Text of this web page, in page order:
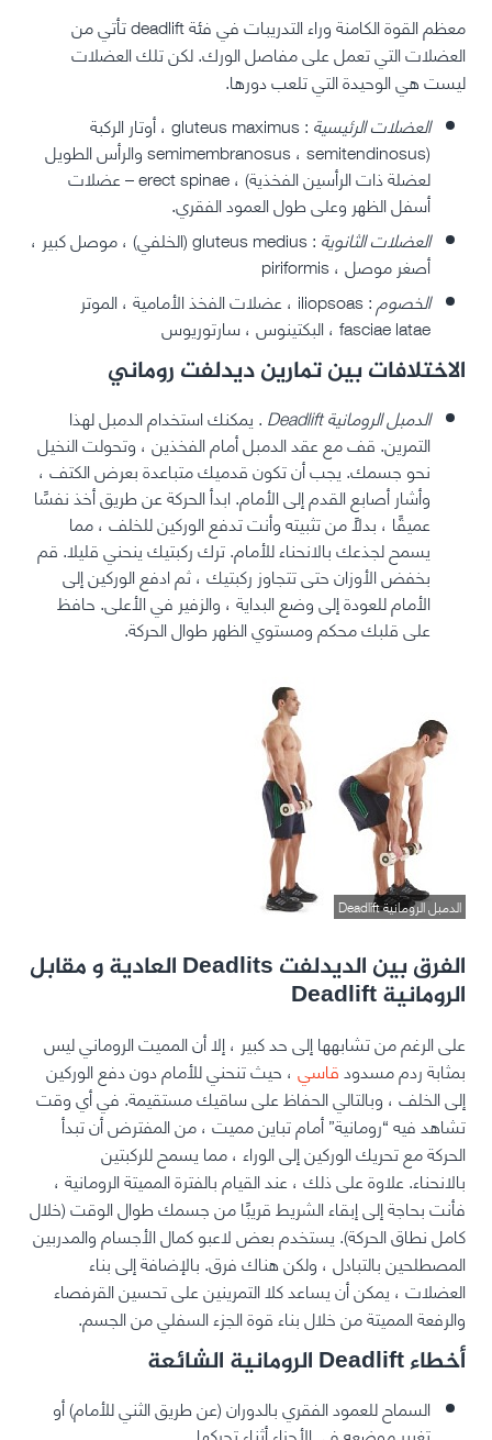
معظم القوة الكامنة وراء التدريبات في فئة deadlift تأتي من
العضلات التي تعمل على مفاصل الورك. لكن تلك العضلات
ليست هي الوحيدة التي تلعب دورها.
العضلات الرئيسية
: gluteus maximus ، أوتار الركبة
(semimembranosus ، semitendinosus والرأس الطويل
لعضلة ذات الرأسين الفخذية) ، erect spinae – عضلات
أسفل الظهر وعلى طول العمود الفقري.
العضلات الثانوية
: gluteus medius (الخلفي) ، موصل كبير ،
أصغر موصل ، piriformis
الخصوم
: iliopsoas ، عضلات الفخذ الأمامية ، الموتر
fasciae latae ، البكتينوس ، سارتوريوس
الاختلافات بين تمارين ديدلفت روماني
الدمبل الرومانية Deadlift . يمكنك استخدام الدمبل لهذا
التمرين. قف مع عقد الدمبل أمام الفخذين ، وتحولت النخيل
نحو جسمك. يجب أن تكون قدميك متباعدة بعرض الكتف ،
وأشار أصابع القدم إلى الأمام. ابدأ الحركة عن طريق أخذ نفسًا
عميقًا ، بدلًا من تثبيته وأنت تدفع الوركين للخلف ، مما
يسمح لجذعك بالانحناء للأمام. ترك ركبتيك ينحني قليلا. قم
بخفض الأوزان حتى تتجاوز ركبتيك ، ثم ادفع الوركين إلى
الأمام للعودة إلى وضع البداية ، والزفير في الأعلى. حافظ
على قلبك محكم ومستوي الظهر طوال الحركة.
الدمبل الرومانية Deadlift
الفرق بين الديدلفت Deadlits العادية و مقابل
الرومانية Deadlift
على الرغم من تشابهها إلى حد كبير ، إلا أن المميت الروماني ليس
بمثابة ردم مسدودقاسي ، حيث تنحني للأمام دون دفع الوركين
إلى الخلف ، وبالتالي الحفاظ على ساقيك مستقيمة. في أي وقت
تشاهد فيه “رومانية” أمام تباين مميت ، من المفترض أن تبدأ
الحركة مع تحريك الوركين إلى الوراء ، مما يسمح للركبتين
بالانحناء. علاوة على ذلك ، عند القيام بالفترة المميتة الرومانية ،
فأنت بحاجة إلى إبقاء الشريط قريبًا من جسمك طوال الوقت (خلال
كامل نطاق الحركة). يستخدم بعض لاعبو كمال الأجسام والمدربين
المصطلحين بالتبادل ، ولكن هناك فرق. بالإضافة إلى بناء
العضلات ، يمكن أن يساعد كلا التمرينين على تحسين القرفصاء
والرفعة المميتة من خلال بناء قوة الجزء السفلي من الجسم.
أخطاء Deadlift الرومانية الشائعة
السماح للعمود الفقري بالدوران (عن طريق الثني للأمام) أو